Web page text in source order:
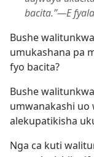
bacita.”—E
Bushe
umukashana pa
fyo bacita?
Bushe
umwanakashi uo
alekupatikisha
Nga ca kuti